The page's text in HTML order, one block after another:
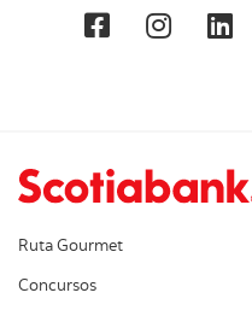
Ruta Gourmet
Concursos